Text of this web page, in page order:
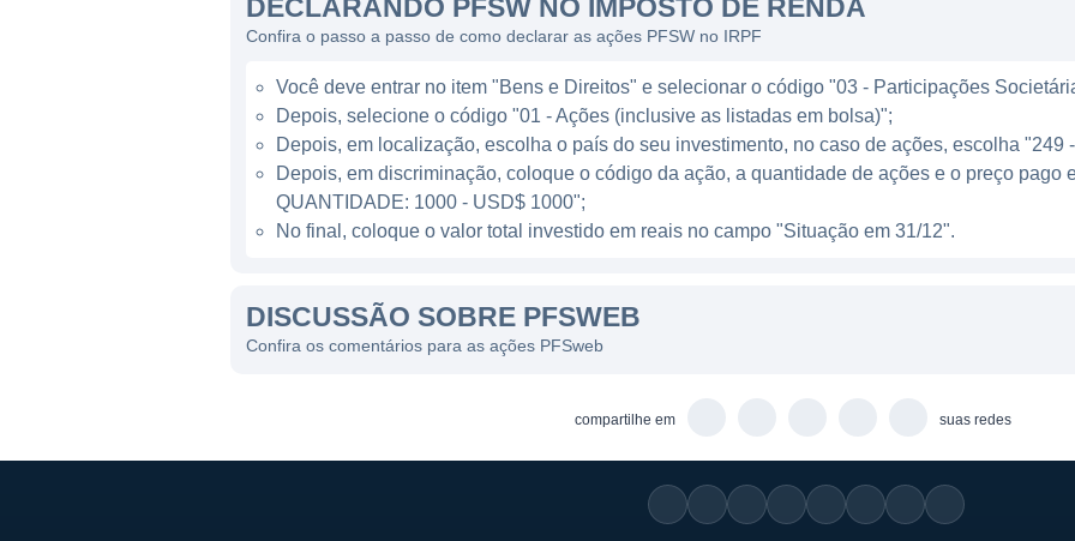
Gerenciamento de pedidos:A PFSweb oferece sistemas para monitorar e
integrada, assegurando que os processos sejam feitos em tempo hábil.
Serviços de marketing digital:A companhia auxilia na criação e implementação
visando aumentar o tráfego e as conversões nas plataformas online de seus
Consultoria em e-commerce:A PFSweb fornece assessoria especializada para
para o ambiente digital e na maximização de suas operações de e-commerce.
Essas diversas facetas de seu modelo de negócio permitem que a PFSweb se
excepcional para seus consumidores.
A PFSweb é uma empresa listada na NASDAQ e possui uma estrutura acionária
tempo, a companhia tem um histórico de atrair investimentos de grupos que buscam
mercado de e-commerce. A participação de investidores institucionais é uma
DECLARANDO PFSW NO IMPOSTO DE RENDA
Confira o passo a passo de como declarar as ações PFSW no IRPF
Você deve entrar no item "Bens e Direitos" e selecionar o código "03 - Participações
Depois, selecione o código "01 - Ações (inclusive as listadas em bolsa)";
Depois, em localização, escolha o país do seu investimento, no caso de ações, escolha "249
Depois, em discriminação, coloque o código da ação, a quantidade de ações e o preço pago
QUANTIDADE: 1000 - USD$ 1000";
No final, coloque o valor total investido em reais no campo "Situação em 31/12".
DISCUSSÃO SOBRE PFSWEB
Confira os comentários para as ações PFSweb
compartilhe em suas redes